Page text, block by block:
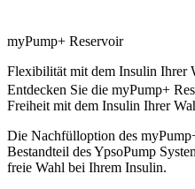
myPump+ Reservoir
Flexibilität mit dem Insulin Ihrer
Entdecken Sie die myPump+
Freiheit mit dem Insulin Ihrer
Die Nachfülloption des
Bestandteil des YpsoPump
freie Wahl bei Ihrem Insulin.